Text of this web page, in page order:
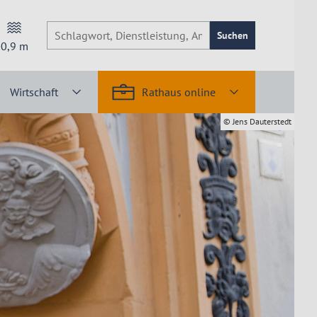
0,9 m
Suchen
Wirtschaft Rathaus online
© Jens Dauterstedt